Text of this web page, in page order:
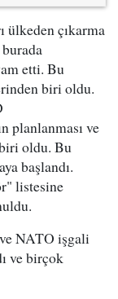
ülkeden çıkarma
etti. Bu
biri oldu.
planlanması ve
oldu. Bu
başlandı.
listesine
NATO işgali
ve birçok